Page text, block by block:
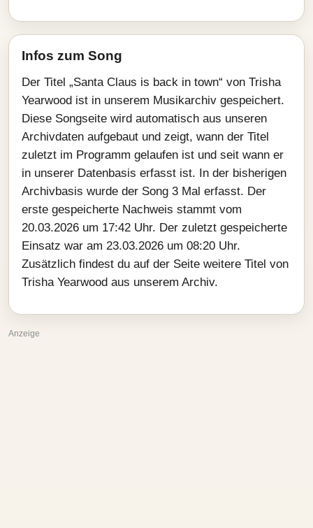
Infos zum Song
Der Titel „Santa Claus is back in town“ von Trisha
Yearwood ist in unserem Musikarchiv gespeichert.
Diese Songseite wird automatisch aus unseren
Archivdaten aufgebaut und zeigt, wann der Titel
zuletzt im Programm gelaufen ist und seit wann er
in unserer Datenbasis erfasst ist. In der bisherigen
Archivbasis wurde der Song 3 Mal erfasst. Der
erste gespeicherte Nachweis stammt vom
20.03.2026 um 17:42 Uhr. Der zuletzt gespeicherte
Einsatz war am 23.03.2026 um 08:20 Uhr.
Zusätzlich findest du auf der Seite weitere Titel von
Trisha Yearwood aus unserem Archiv.
Anzeige